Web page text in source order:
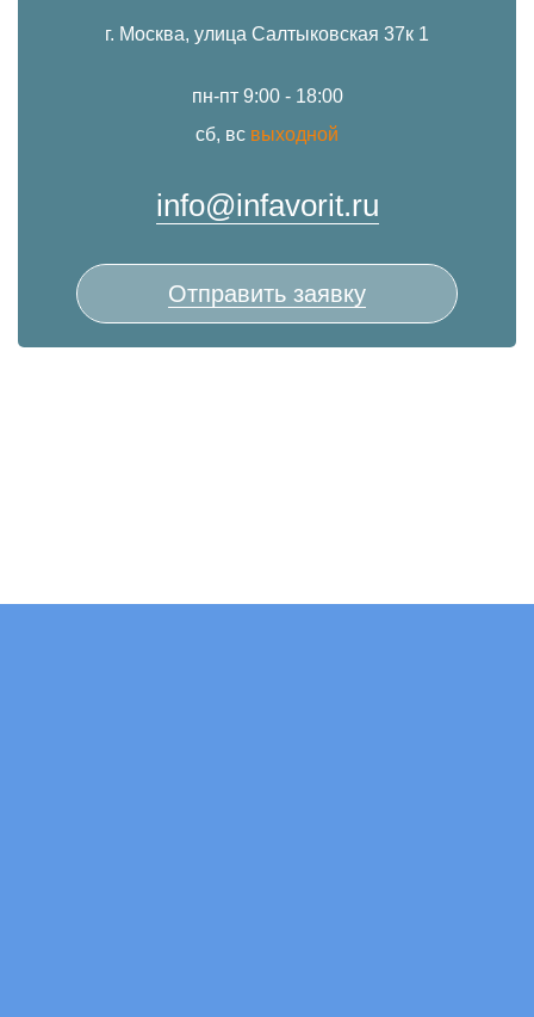
г. Москва, улица Салтыковская 37к 1
пн-пт 9:00 - 18:00
сб, вс выходной
info@infavorit.ru
Отправить заявку